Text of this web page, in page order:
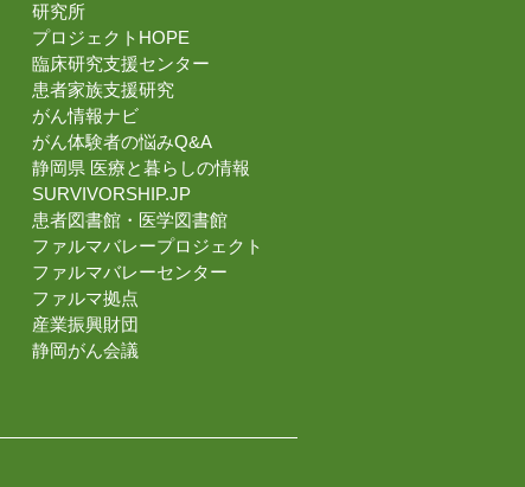
研究所
プロジェクトHOPE
臨床研究支援センター
患者家族支援研究
がん情報ナビ
がん体験者の悩みQ&A
静岡県 医療と暮らしの情報
SURVIVORSHIP.JP
患者図書館・医学図書館
ファルマバレープロジェクト
ファルマバレーセンター
ファルマ拠点
産業振興財団
静岡がん会議